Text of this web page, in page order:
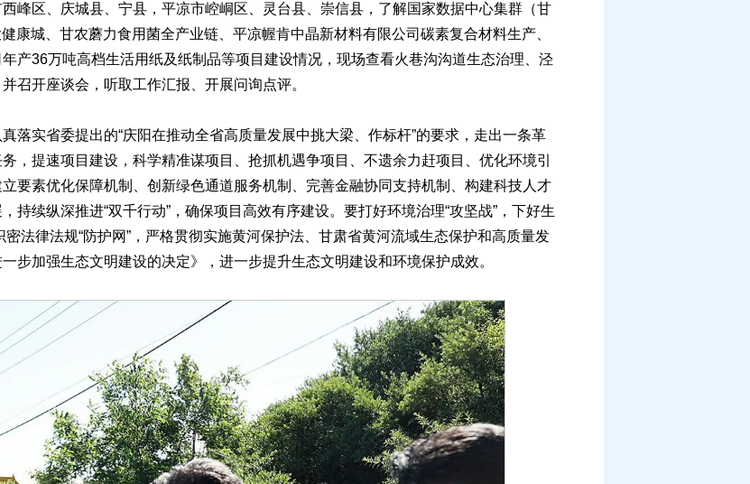
区、庆城县、宁县，平凉市崆峒区、灵台县、崇信县，了解国家数据中心集群（甘
康城、甘农蘑力食用菌全产业链、平凉幄肯中晶新材料有限公司碳素复合材料生产、
产36万吨高档生活用纸及纸制品等项目建设情况，现场查看火巷沟沟道生态治理、泾
召开座谈会，听取工作汇报、开展问询点评。
实省委提出的“庆阳在推动全省高质量发展中挑大梁、作标杆”的要求，走出一条革
，提速项目建设，科学精准谋项目、抢抓机遇争项目、不遗余力赶项目、优化环境引
要素优化保障机制、创新绿色通道服务机制、完善金融协同支持机制、构建科技人才
持续纵深推进“双千行动”，确保项目高效有序建设。要打好环境治理“攻坚战”，下好生
密法律法规“防护网”，严格贯彻实施黄河保护法、甘肃省黄河流域生态保护和高质量发
步加强生态文明建设的决定》，进一步提升生态文明建设和环境保护成效。